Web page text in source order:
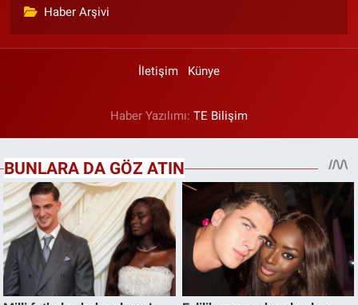
Haber Arşivi
İletişim Künye
Haber Yazılımı: TE Bilişim